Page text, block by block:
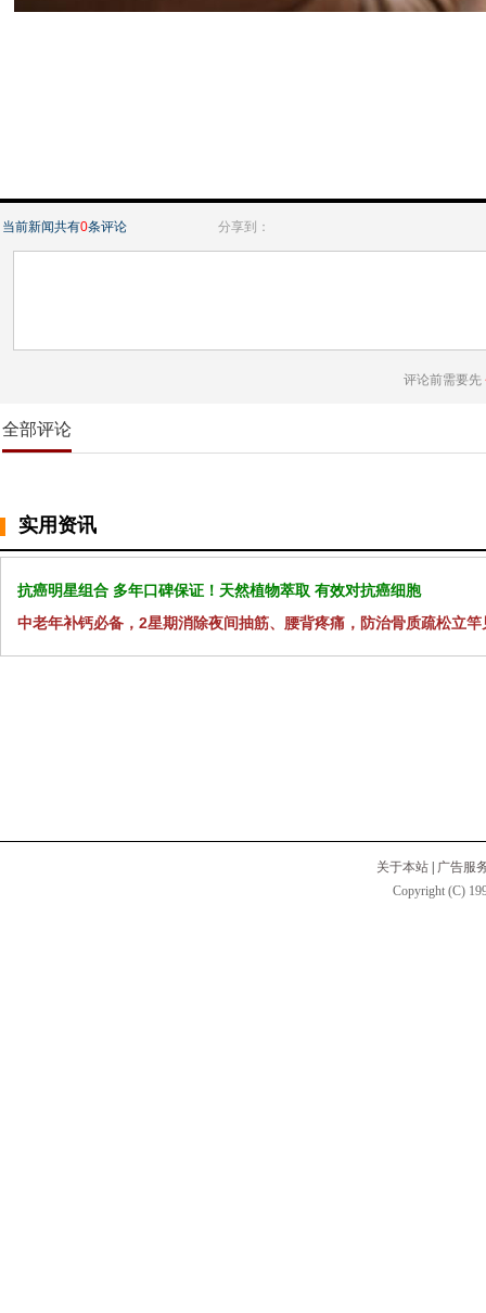
当前新闻共有0条评论 分享到：
评论前需要先
全部评论
实用资讯
抗癌明星组合 多年口碑保证！天然植物萃取 有效对抗癌细胞
中老年补钙必备，2星期消除夜间抽筋、腰背疼痛，防治骨质疏松立竿
关于本站
广告服
Copyright (C)